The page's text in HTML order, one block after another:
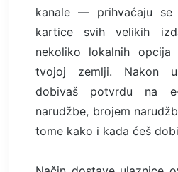
kanale — prihvaćaju
kartice svih velikih
nekoliko lokalnih
tvojoj zemlji. Nakon
dobivaš potvrdu na
narudžbe, brojem
tome kako i kada ćeš